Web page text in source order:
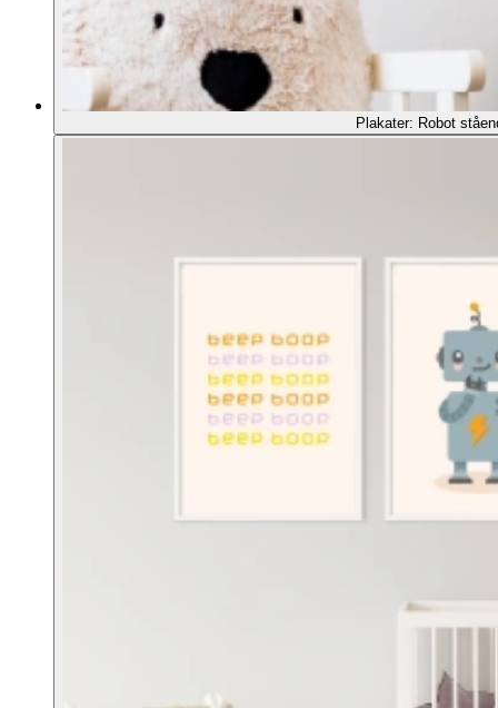
Plakater: Robot